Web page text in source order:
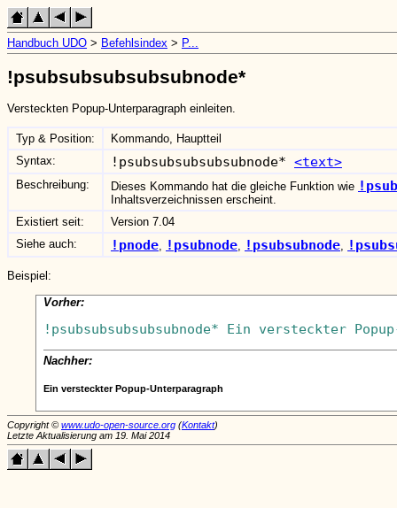
Handbuch UDO > Befehlsindex > P...
!psubsubsubsubsubnode*
Versteckten Popup-Unterparagraph einleiten.
Typ & Position:
Kommando, Hauptteil
Syntax:
!psubsubsubsubsubnode* <text>
Beschreibung: Dieses Kommando hat die gleiche Funktion wie
Inhaltsverzeichnissen erscheint.
Existiert seit:
Version 7.04
Siehe auch:
!pnode !psubnode !psubsubnode
Beispiel:
Vorher:
Nachher:
Ein versteckter Popup-Unterparagraph
Copyright © www.udo-open-source.org (Kontakt)
Letzte Aktualisierung am 19. Mai 2014